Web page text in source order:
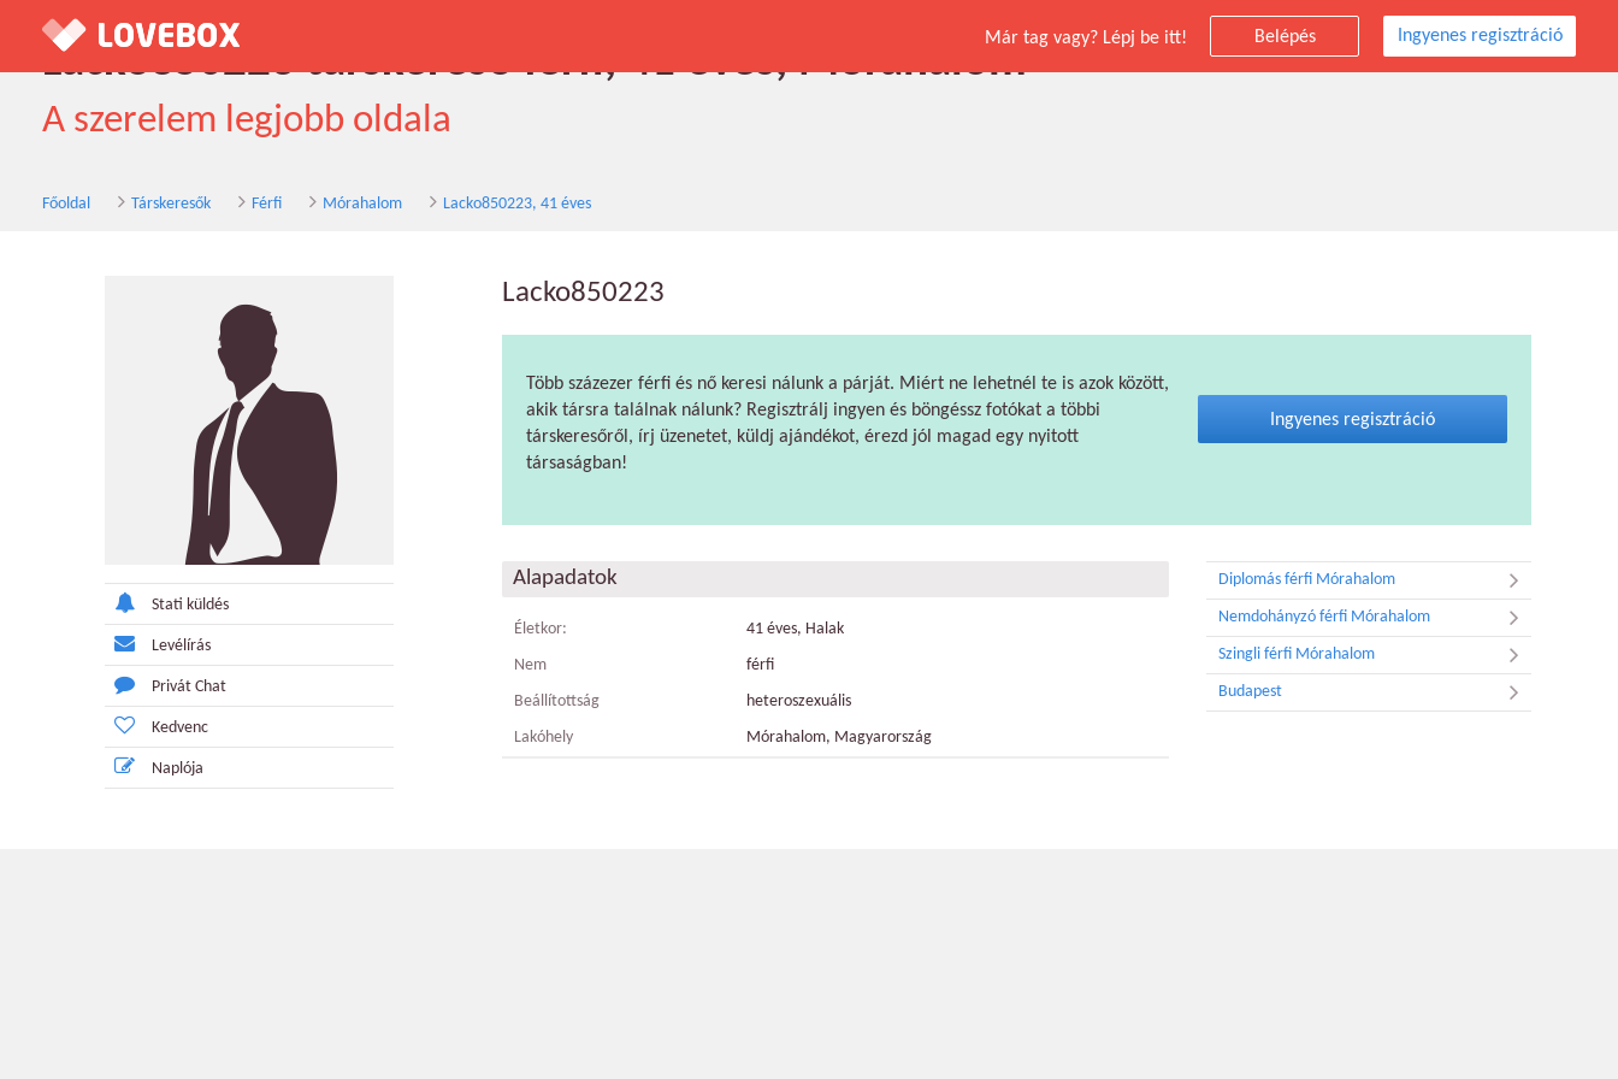
Már tag vagy? Lépj be itt! Belépés Ingyenes regisztráció
Lacko850223 társkereső férfi, 41 éves, Mórahalom
A szerelem legjobb oldala
Főoldal Társkeresők Férfi Mórahalom Lacko850223, 41 éves
Stati küldés
Levélírás
Privát Chat
Kedvenc
Naplója
Lacko850223
Több százezer férfi és nő keresi nálunk a párját. Miért ne lehetnél te is azok között,
akik társra találnak nálunk? Regisztrálj ingyen és böngéssz fotókat a többi
társkeresőről, írj üzenetet, küldj ajándékot, érezd jól magad egy nyitott
társaságban!
Ingyenes regisztráció
Alapadatok
Életkor:
41 éves, Halak
Nem
férfi
Beállítottság
heteroszexuális
Lakóhely
Mórahalom, Magyarország
Diplomás férfi Mórahalom
Nemdohányzó férfi Mórahalom
Szingli férfi Mórahalom
Budapest